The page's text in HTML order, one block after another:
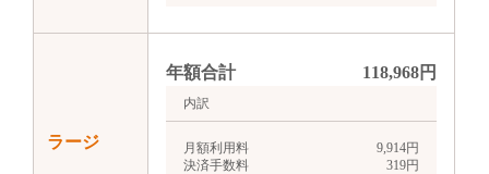
ラージ
年額合計 118,968円
内訳
月額利用料 9,914円
決済手数料
319円